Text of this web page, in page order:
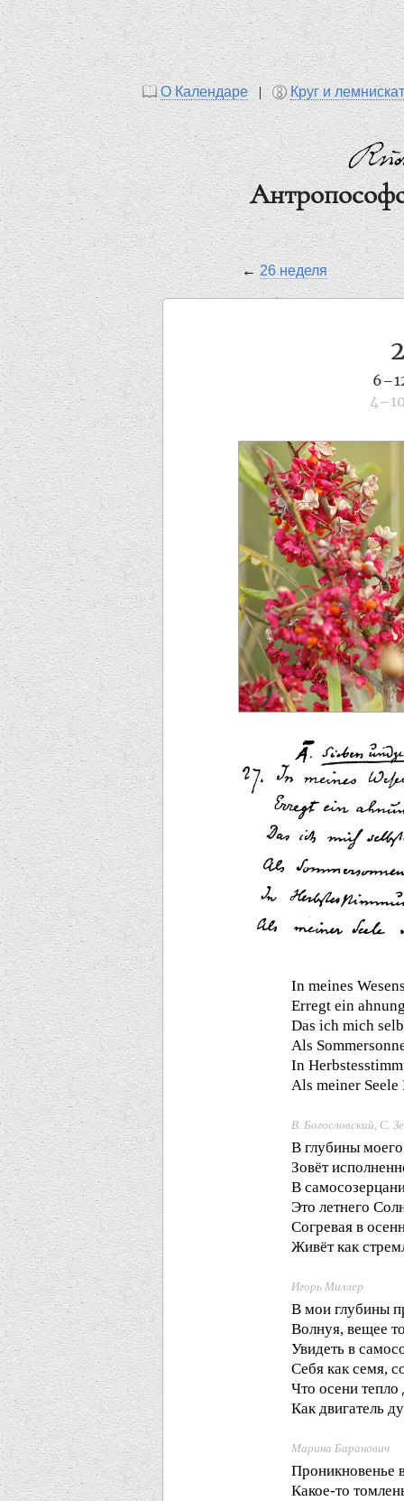
О Календаре| Круг и
← 26 неделя
In meines
Erregt ein
Das ich mich
Als
In
Als meiner
В. Богословский, С.
В глубины
Зовёт
В
Это летнего
Согревая в
Живёт как
Игорь Миллер
В мои глубины
Волнуя, вещее
Увидеть в
Себя как семя,
Что осени тепло
Как двигатель
Марина Баранович
Проникновенье
Какое-то